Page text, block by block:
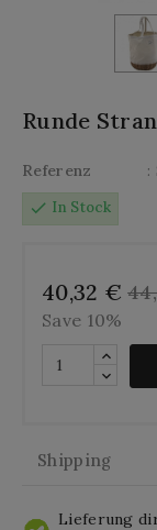
Runde
Referenz
:
check In Stock
40,32 €
Save 10%
Shipping
Lieferung